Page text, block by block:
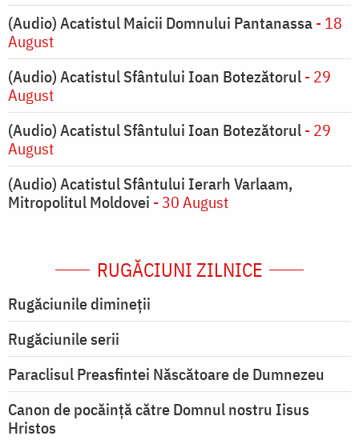
(Audio) Acatistul Maicii Domnului Pantanassa- 18
August
(Audio) Acatistul Sfântului Ioan Botezătorul- 29
August
(Audio) Acatistul Sfântului Ioan Botezătorul- 29
August
(Audio) Acatistul Sfântului Ierarh Varlaam,
Mitropolitul Moldovei - 30 August
RUGĂCIUNI ZILNICE
Rugăciunile dimineții
Rugăciunile serii
Paraclisul Preasfintei Născătoare de Dumnezeu
Canon de pocăință către Domnul nostru Iisus
Hristos